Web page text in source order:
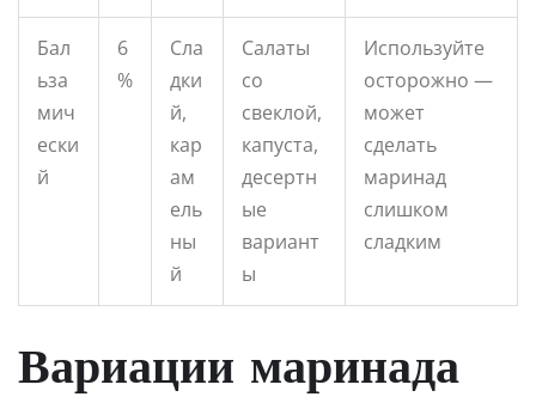
Бал
ьза
мич
ески
й
6
%
Сла
дки
й,
кар
ам
ель
ны
й
Салаты
со
свеклой,
капуста,
десертн
ые
вариант
ы
Используйте
осторожно —
может
сделать
маринад
слишком
сладким
Вариации маринада